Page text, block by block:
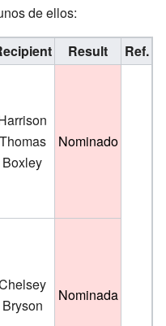
de ellos:
Result Ref.
Thomas
Boxley
Nominado
Bryson
Nominada